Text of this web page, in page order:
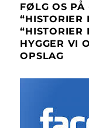
FØLG OS PÅ
“HISTORIER
“HISTORIER
HYGGER VI
OPSLAG